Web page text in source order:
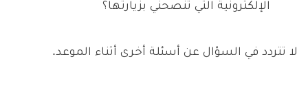
الإلكترونية التي تنصحني بزيارتها؟
لا تتردد في السؤال عن أسئلة أخرى أثناء الموعد.